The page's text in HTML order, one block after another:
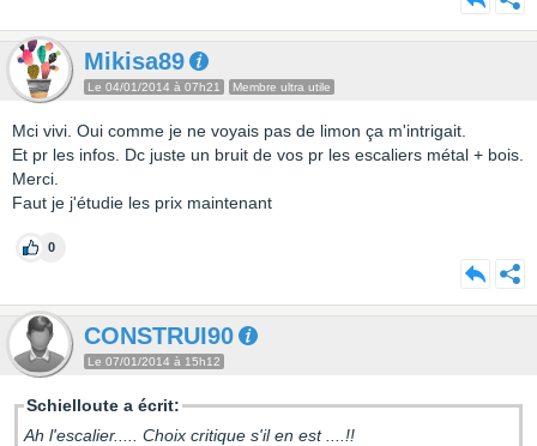
Mikisa89
Le 04/01/2014 à 07h21 Membre ultra utile
Mci vivi. Oui comme je ne voyais pas de limon ça m'intrigait.
Et pr les infos. Dc juste un bruit de vos pr les escaliers métal + bois.
Merci.
Faut je j'étudie les prix maintenant
0
CONSTRUI90
Le 07/01/2014 à 15h12
Schielloute a écrit:
Ah l'escalier..... Choix critique s'il en est ....!!